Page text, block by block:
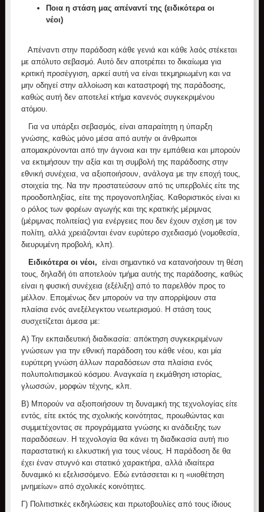
Ποια η στάση μας απέναντί της (ειδικότερα οι
νέοι)
Απέναντι στην παράδοση κάθε γενιά και κάθε λαός στέκεται
με απόλυτο σεβασμό. Αυτό δεν αποτρέπει το δικαίωμα για
κριτική προσέγγιση, αρκεί αυτή να είναι τεκμηριωμένη και να
μην οδηγεί στην αλλοίωση και καταστροφή της παράδοσης,
καθώς αυτή δεν αποτελεί κτήμα κανενός συγκεκριμένου
ατόμου.
Για να υπάρξει σεβασμός, είναι απαραίτητη η ύπαρξη
γνώσης, καθώς μόνο μέσα από αυτήν οι άνθρωποι
απομακρύνονται από την άγνοια και την εμπάθεια και μπορούν
να εκτιμήσουν την αξία και τη συμβολή της παράδοσης στην
εθνική συνέχεια, να αξιοποιήσουν, ανάλογα με την εποχή τους,
στοιχεία της. Να την προστατεύσουν από τις υπερβολές είτε της
προοδοπληξίας, είτε της προγονοπληξίας. Καθοριστικός είναι κι
ο ρόλος των φορέων αγωγής και της κρατικής μέριμνας
(μέριμνας πολιτείας) για ενέργειες που δεν έχουν σχέση με τον
πολίτη, αλλά χρειάζονται έναν ευρύτερο σχεδιασμό (νομοθεσία,
διευρυμένη προβολή, κλπ).
Ειδικότερα οι νέοι, είναι σημαντικό να κατανοήσουν τη θέση
τους, δηλαδή ότι αποτελούν τμήμα αυτής της παράδοσης, καθώς
είναι η φυσική συνέχεια (εξέλιξη) από το παρελθόν προς το
μέλλον. Επομένως δεν μπορούν να την απορρίψουν στα
πλαίσια ενός ανεξέλεγκτου νεωτερισμού. Η στάση τους
συσχετίζεται άμεσα με:
Α) Την εκπαιδευτική διαδικασία: απόκτηση συγκεκριμένων
γνώσεων για την εθνική παράδοση του κάθε νέου, και μία
ευρύτερη γνώση άλλων παραδόσεων στα πλαίσια ενός
πολυπολιτισμικού κόσμου. Αναγκαία η εκμάθηση ιστορίας,
γλωσσών, μορφών τέχνης, κλπ.
Β) Μπορούν να αξιοποιήσουν τη δυναμική της τεχνολογίας είτε
εντός, είτε εκτός της σχολικής κοινότητας, προωθώντας και
συμμετέχοντας σε προγράμματα γνώσης κι ανάδειξης των
παραδόσεων. Η τεχνολογία θα κάνει τη διαδικασία αυτή πιο
παραστατική κι ελκυστική για τους νέους. Η παράδοση δε θα
έχει έναν στυγνό και στατικό χαρακτήρα, αλλά ιδιαίτερα
δυναμικό κι εξελισσόμενο. Εδώ εντάσσεται κι η «υιοθέτηση
μνημείων» από σχολικές κοινότητες.
Γ) Πολιτιστικές εκδηλώσεις και πρωτοβουλίες από τους ίδιους